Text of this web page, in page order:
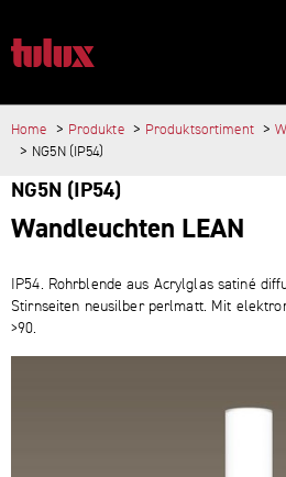
PRODUKTGRUPPE -
WICHTIGE SEITEN
Main Navigation
Kontakt
Metanavigation
Home Produkte Produktsortiment
NG5N (IP54)
HAUPTINHALT
NG5N (IP54)
Wandleuchten LEAN
IP54. Rohrblende aus Acrylglas satiné
Stirnseiten neusilber perlmatt. Mit
>90.